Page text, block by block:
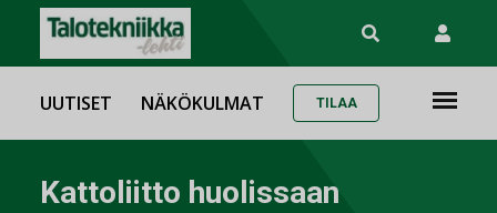
UUTISET NÄKÖKULMAT TILAA
Kattoliitto huolissaan